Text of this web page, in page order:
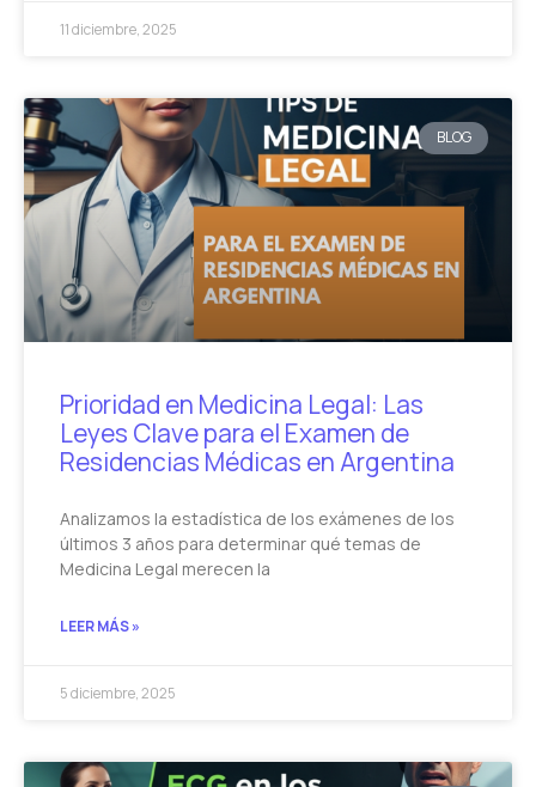
11 diciembre, 2025
BLOG
Prioridad en Medicina Legal: Las
Leyes Clave para el Examen de
Residencias Médicas en Argentina
Analizamos la estadística de los exámenes de los
últimos 3 años para determinar qué temas de
Medicina Legal merecen la
LEER MÁS »
5 diciembre, 2025